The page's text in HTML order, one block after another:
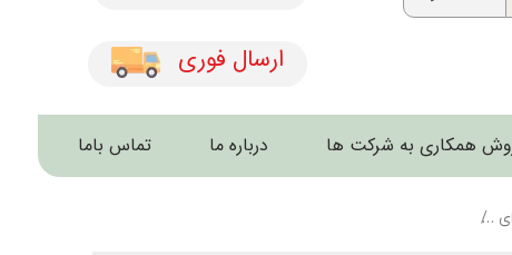
خروج از حساب کاربری
همکاری به شرکت ها درباره ما تماس باما
ارسال فوری